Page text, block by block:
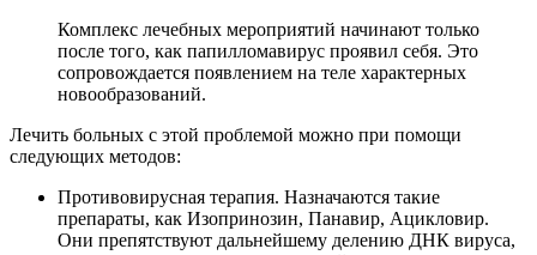
Комплекс лечебных мероприятий начинают только
после того, как папилломавирус проявил себя. Это
сопровождается появлением на теле характерных
новообразований.
Лечить больных с этой проблемой можно при помощи
следующих методов:
Противовирусная терапия. Назначаются такие
препараты, как Изопринозин, Панавир, Ацикловир.
Они препятствуют дальнейшему делению ДНК вируса,